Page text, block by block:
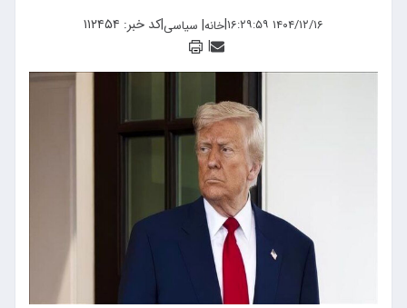
۱۴۰۴/۱۲/۱۶ ۱۶:۲۹:۵۹ |خانه| سیاسی|کد خبر: ۱۱۲۴۵۴
|